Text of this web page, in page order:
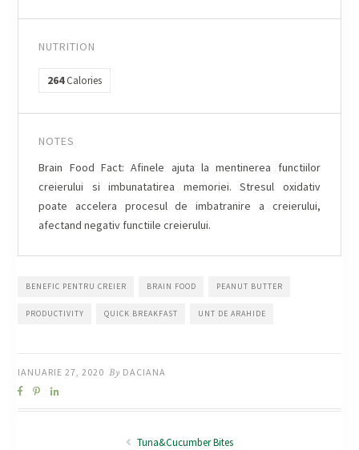
NUTRITION
264 Calories
NOTES
Brain Food Fact: Afinele ajuta la mentinerea functiilor
creierului si imbunatatirea memoriei. Stresul oxidativ
poate accelera procesul de imbatranire a creierului,
afectand negativ functiile creierului.
BENEFIC PENTRU CREIER BRAIN FOOD PEANUT BUTTER
PRODUCTIVITY QUICK BREAKFAST UNT DE ARAHIDE
IANUARIE 27, 2020 By DACIANA
Tuna&Cucumber Bites